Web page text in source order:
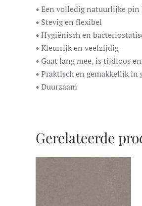
• Een volledig natuurlijke pin
• Stevig en flexibel
• Hygiënisch en
• Kleurrijk en veelzijdig
• Gaat lang mee, is tijdloos
• Praktisch en gemakkelijk in
• Duurzaam
Gerelateerde